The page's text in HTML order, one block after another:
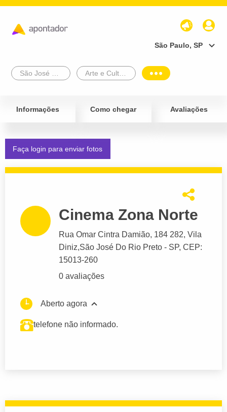
São Paulo, SP
Informações Como chegar Avaliações
Faça login para enviar fotos
Cinema Zona Norte
Rua Omar Cintra Damião, 184 282, Vila
Diniz,São José Do Rio Preto - SP, CEP:
15013-260
0 avaliações
Aberto agora
telefone não informado.